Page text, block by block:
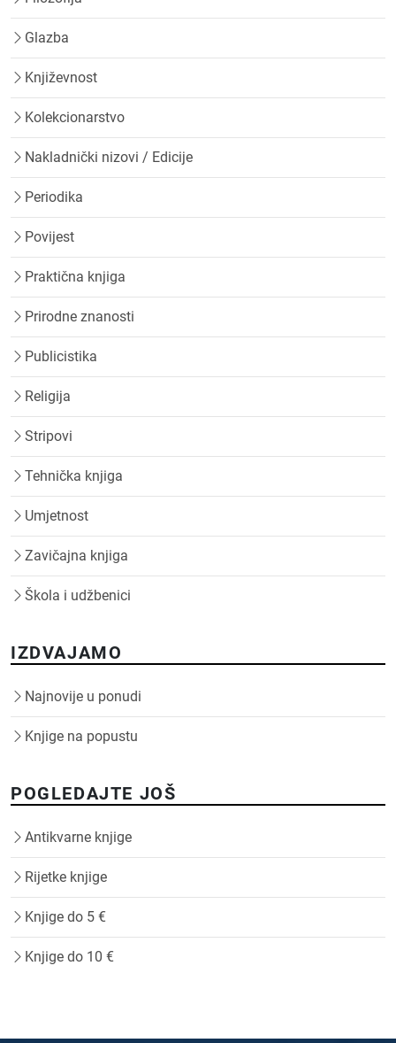
Glazba
Književnost
Kolekcionarstvo
Nakladnički nizovi / Edicije
Periodika
Povijest
Praktična knjiga
Prirodne znanosti
Publicistika
Religija
Stripovi
Tehnička knjiga
Umjetnost
Zavičajna knjiga
Škola i udžbenici
IZDVAJAMO
Najnovije u ponudi
Knjige na popustu
POGLEDAJTE JOŠ
Antikvarne knjige
Rijetke knjige
Knjige do 5 €
Knjige do 10 €